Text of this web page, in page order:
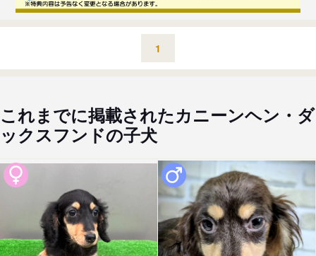
1
これまでに掲載されたカニーンヘン・ダ
ックスフンドの子犬